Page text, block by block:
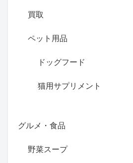
買取
ペット用品
ドッグフード
猫用サプリメント
グルメ・食品
野菜スープ